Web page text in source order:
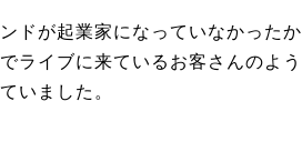
ドが起業家になっていなかったか
ライブに来ているお客さんのよ
いました。